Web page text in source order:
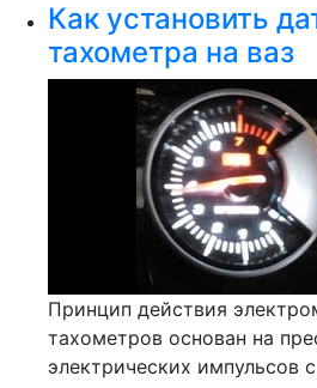
Как установить
тахометра на ваз
Принцип действия
тахометров основан на
электрических импульсов